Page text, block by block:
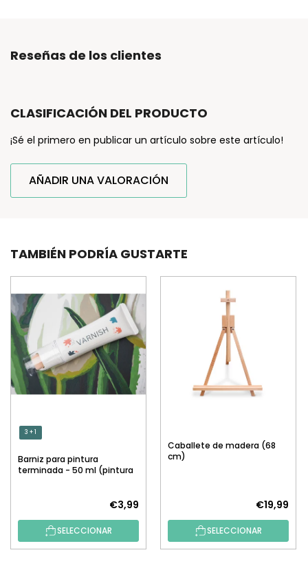
Reseñas de los clientes
CLASIFICACIÓN DEL PRODUCTO
¡Sé el primero en publicar un artículo sobre este artículo!
AÑADIR UNA VALORACIÓN
TAMBIÉN PODRÍA GUSTARTE
3 + 1
Barniz para pintura
terminada - 50 ml (pintura
€3,99
SELECCIONAR
Caballete de madera (68
cm)
€19,99
SELECCIONAR